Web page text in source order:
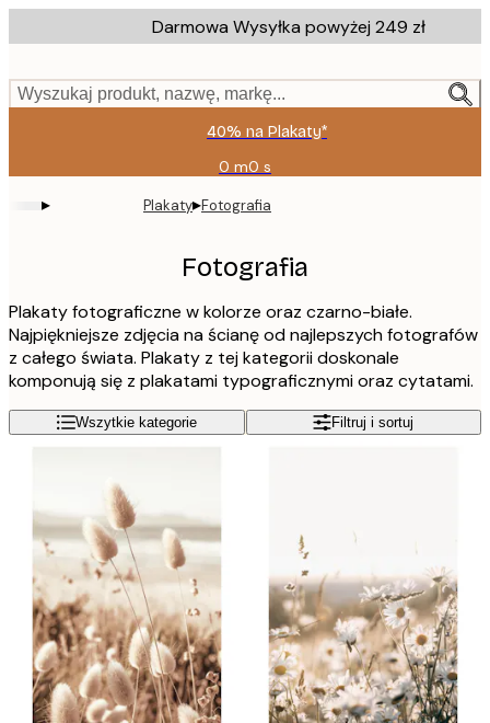
to
content.
Darmowa Wysyłka powyżej 249 zł
Wyszukaj produkt, nazwę, markę...
40% na Plakaty*
0 m0 s
Ważny
do:
2026-
▸ Plakaty▸Fotografia
Fotografia
Plakaty fotograficzne w kolorze oraz czarno-białe.
Najpiękniejsze zdjęcia na ścianę od najlepszych fotografów
z całego świata. Plakaty z tej kategorii doskonale
komponują się z plakatami typograficznymi oraz cytatami.
Wszytkie kategorie Filtruj i sortuj